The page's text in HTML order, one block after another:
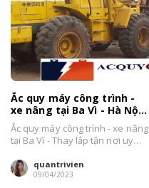
Ắc quy máy công trình -
xe nâng tại Ba Vì - Hà Nội
giá bán tốt
Ắc quy máy công trình - xe nâng
tại Ba Vì - Thay lắp tận nơi uy
quantrivien
09/04/2023